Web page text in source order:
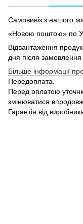
Самовивіз з нашого
«Новою поштою» по
Відвантаження
дня після замовлення
Більше інформації
Передоплата.
Перед оплатою
змінюватися
Гарантія від